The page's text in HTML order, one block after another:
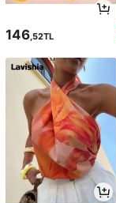
146,52TL